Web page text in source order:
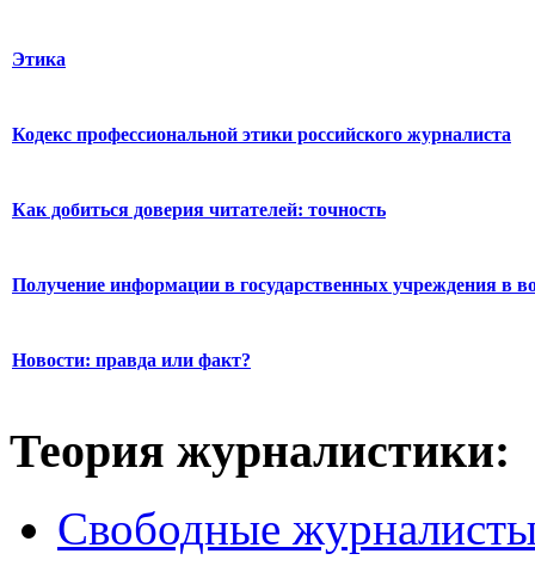
Этика
Кодекс профессиональной этики российского журналиста
Как добиться доверия читателей: точность
Получение информации в государственных учреждения в
Новости: правда или факт?
Теория журналистики:
Свободные